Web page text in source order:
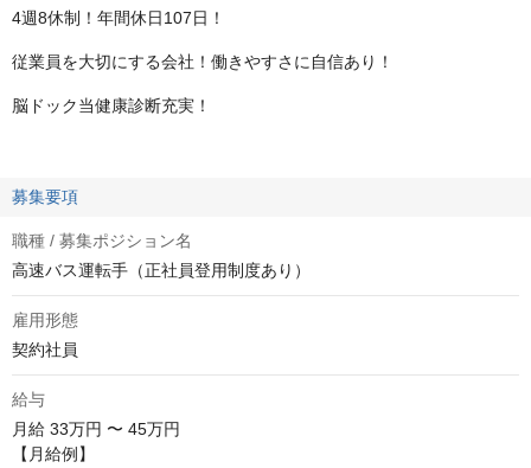
4週8休制！年間休日107日！
従業員を大切にする会社！働きやすさに自信あり！
脳ドック当健康診断充実！
募集要項
職種 / 募集ポジション名
高速バス運転手（正社員登用制度あり）
雇用形態
契約社員
給与
月給 33万円 〜 45万円
【月給例】